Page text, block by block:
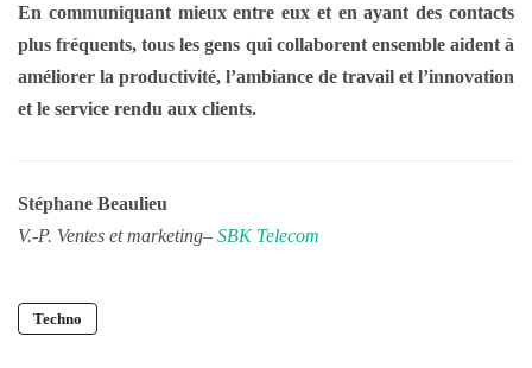
En communiquant mieux entre eux et en ayant des contacts
plus fréquents, tous les gens qui collaborent ensemble aident à
améliorer la productivité, l’ambiance de travail et l’innovation
et le service rendu aux clients.
Stéphane Beaulieu
V.-P. Ventes et marketing– SBK Telecom
Techno